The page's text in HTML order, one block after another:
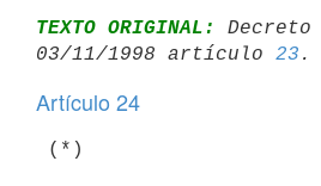
TEXTO ORIGINAL:
Decreto
03/11/1998 artículo 23
Artículo 24